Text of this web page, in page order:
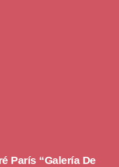
París “Galería De